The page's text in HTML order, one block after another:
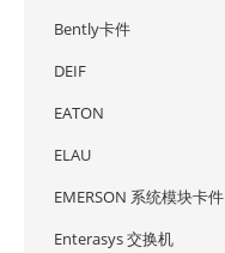
Bently卡件
DEIF
EATON
ELAU
EMERSON 系统模块卡件
Enterasys 交换机